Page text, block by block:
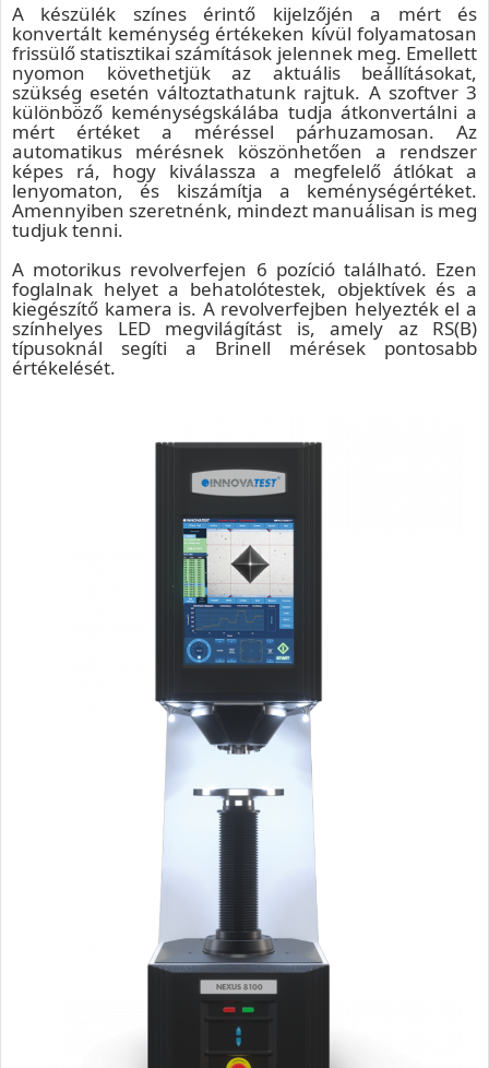
A készülék színes érintő kijelzőjén a mért és
konvertált keménység értékeken kívül folyamatosan
frissülő statisztikai számítások jelennek meg. Emellett
nyomon követhetjük az aktuális beállításokat,
szükség esetén változtathatunk rajtuk. A szoftver 3
különböző keménységskálába tudja átkonvertálni a
mért értéket a méréssel párhuzamosan. Az
automatikus mérésnek köszönhetően a rendszer
képes rá, hogy kiválassza a megfelelő átlókat a
lenyomaton, és kiszámítja a keménységértéket.
Amennyiben szeretnénk, mindezt manuálisan is meg
tudjuk tenni.
A motorikus revolverfejen 6 pozíció található. Ezen
foglalnak helyet a behatolótestek, objektívek és a
kiegészítő kamera is. A revolverfejben helyezték el a
színhelyes LED megvilágítást is, amely az RS(B)
típusoknál segíti a Brinell mérések pontosabb
értékelését.